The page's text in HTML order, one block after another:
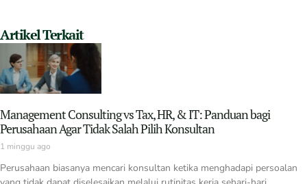
Artikel Terkait
Management Consulting vs Tax, HR, & IT: Panduan bagi
Perusahaan Agar Tidak Salah Pilih Konsultan
1 minggu ago
Perusahaan biasanya mencari konsultan ketika menghadapi persoalan